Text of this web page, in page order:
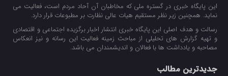
این پایگاه خبری در گستره ملی که مخاطبان آن آحاد مردم است، فعالیت می
نماید. همچنین زیر نظر مستقیم هیات عالی نظارت بر مطبوعات قرار دارد.
رسالت و هدف اصلی این پایگاه خبری انتشار اخبار برگزیده اجتماعی و اقتصادی
و تهیه گزارش های تحلیلی از مباحث زمینه فعالیت این رسانه و نیز انعکاس
مصاحبه و یادداشت ها با فعالان و اندیشمندان می باشد.
جدیدترین مطالب